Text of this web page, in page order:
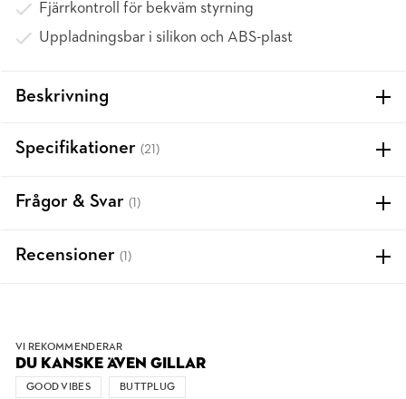
Fjärrkontroll för bekväm styrning
Uppladningsbar i silikon och ABS-plast
Beskrivning
Specifikationer (21)
Frågor & Svar (1)
Recensioner (1)
VI REKOMMENDERAR
DU KANSKE ÄVEN GILLAR
GOOD VIBES BUTTPLUG